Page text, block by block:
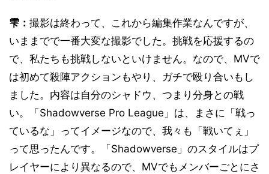
雫： 撮影は終わって、これから編集作業なんですが、
いままでで一番大変な撮影でした。挑戦を応援するの
で、私たちも挑戦しないといけません。なので、MVで
は初めて殺陣アクションもやり、ガチで殴り合いもし
ました。内容は自分のシャドウ、つまり分身との戦
い。「Shadowverse Pro League」は、まさに「戦っ
ているな」ってイメージなので、我々も「戦いてぇ」
って思ったんです。「Shadowverse」のスタイルはプ
レイヤーにより異なるので、MVでもメンバーごとにさ